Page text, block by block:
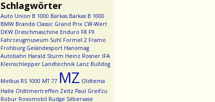
Schlagwörter
Auto Union B 1000 Barkas Barkas B 1000
BMW Brandis Classic Grand Prix CW-Wert
DKW Dreschmaschine Enduro F8 F9
Fahrzeugmuseum Suhl Formel 2 Framo
Frohburg Geländesport Hanomag
Autobahn Harald Sturm Heinz Rosner IFA
Kleinschlepper Landtechnik Lanz Bulldog
Melkus RS 1000 MT 77 MZ Oldtema
Halle Oldtimertreffen Zeitz Paul Greifzu
Robur Rovomobil Rudge Silbervase